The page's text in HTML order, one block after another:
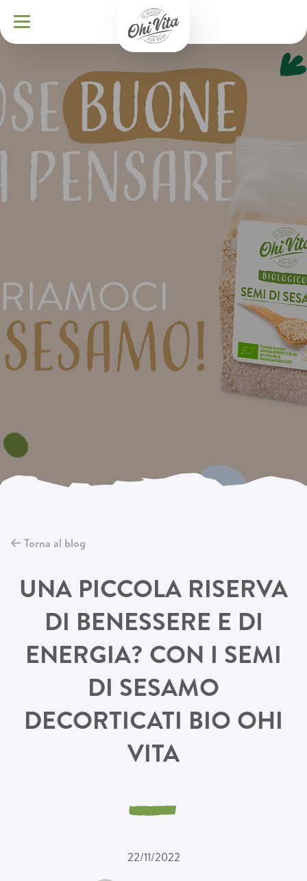
Torna al blog
UNA PICCOLA RISERVA
DI BENESSERE E DI
ENERGIA? CON I SEMI
DI SESAMO
DECORTICATI BIO OHI
VITA
22/11/2022